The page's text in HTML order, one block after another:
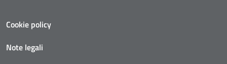
Cookie policy
Note legali